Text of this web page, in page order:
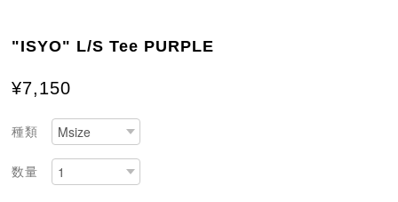
"ISYO" L/S Tee PURPLE
¥7,150
種類
数量